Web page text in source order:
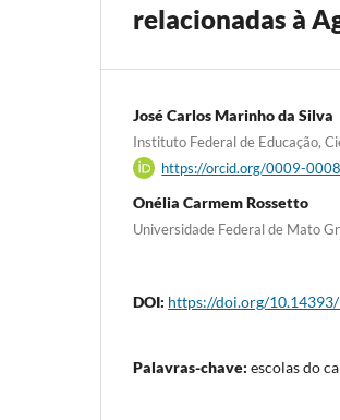
relacionadas à
José Carlos Marinho da Silva
Instituto Federal de Educação,
https://orcid.org/0009-
Onélia Carmem Rossetto
Universidade Federal de Mato
DOI: https://doi.org/
Palavras-chave: escolas do